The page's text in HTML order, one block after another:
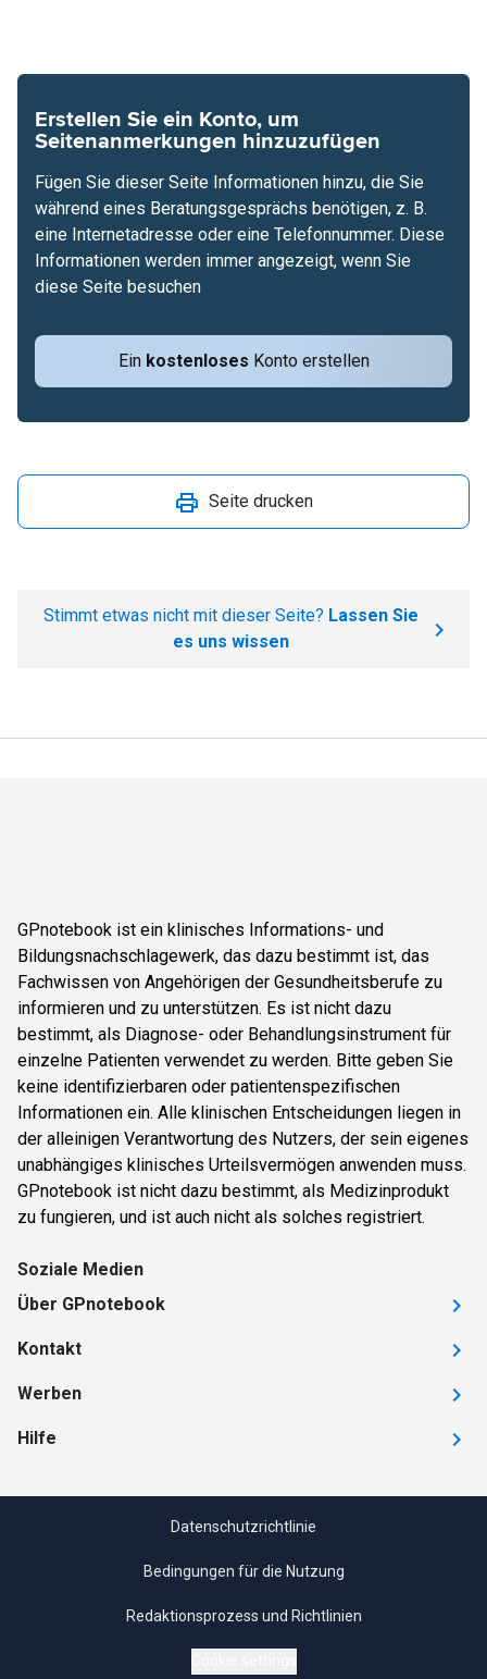
Erstellen Sie ein Konto, um
Seitenanmerkungen hinzuzufügen
Ein kostenloses Konto erstellen
Fügen Sie dieser Seite Informationen hinzu, die Sie
während eines Beratungsgesprächs benötigen, z. B.
eine Internetadresse oder eine Telefonnummer. Diese
Informationen werden immer angezeigt, wenn Sie
diese Seite besuchen
Seite drucken
Stimmt etwas nicht mit dieser Seite? Lassen Sie
es uns wissen
GPnotebook ist ein klinisches Informations- und
Bildungsnachschlagewerk, das dazu bestimmt ist, das
Fachwissen von Angehörigen der Gesundheitsberufe zu
informieren und zu unterstützen. Es ist nicht dazu
bestimmt, als Diagnose- oder Behandlungsinstrument für
einzelne Patienten verwendet zu werden. Bitte geben Sie
keine identifizierbaren oder patientenspezifischen
Informationen ein. Alle klinischen Entscheidungen liegen in
der alleinigen Verantwortung des Nutzers, der sein eigenes
unabhängiges klinisches Urteilsvermögen anwenden muss.
GPnotebook ist nicht dazu bestimmt, als Medizinprodukt
zu fungieren, und ist auch nicht als solches registriert.
Soziale Medien
Über GPnotebook
Kontakt
Werben
Hilfe
Datenschutzrichtlinie
Bedingungen für die Nutzung
Redaktionsprozess und Richtlinien